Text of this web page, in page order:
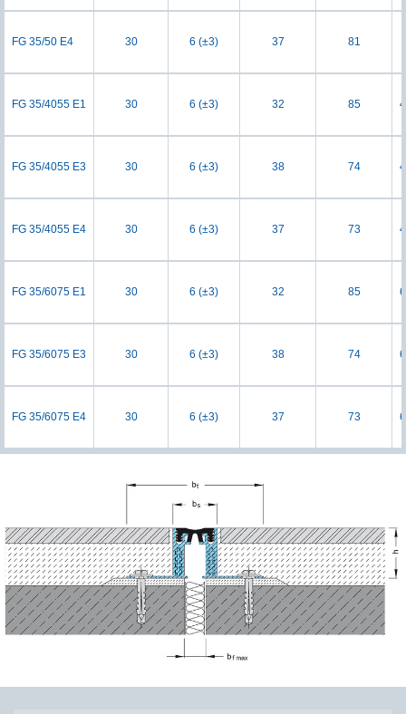
FG 35/50 E4 30 6 (±3) 37 81
FG 35/4055 E1 30 6 (±3) 32 85
FG 35/4055 E3 30 6 (±3) 38 74
FG 35/4055 E4 30 6 (±3) 37 73
FG 35/6075 E1 30 6 (±3) 32 85
FG 35/6075 E3 30 6 (±3) 38 74
FG 35/6075 E4 30 6 (±3) 37 73